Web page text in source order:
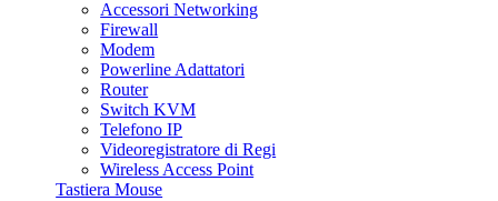
Accessori Networking
Firewall
Modem
Powerline Adattatori
Router
Switch KVM
Telefono IP
Videoregistratore di Regi
Wireless Access Point
Tastiera Mouse